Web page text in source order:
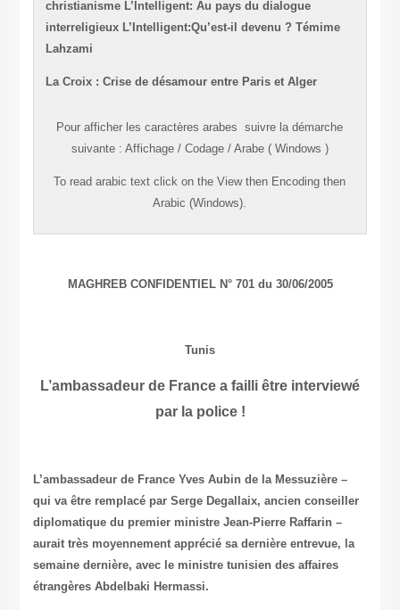
christianisme L’Intelligent: Au pays du dialogue
interreligieuxL’Intelligent:Qu’est-il devenu ? Témime
Lahzami
La Croix : Crise de désamour entre Paris et Alger
Pour afficher les caractèresarabes suivre la démarche
suivante: Affichage/ Codage/ Arabe ( Windows )
To readarabic text click on theViewthen Encodingthen
Arabic (Windows).
MAGHREB CONFIDENTIEL N° 701 du 30/06/2005
Tunis
L’ambassadeur de France a failli être interviewé
par la police !
L’ambassadeur de France Yves Aubin de la Messuzière –
qui va être remplacé par Serge Degallaix, ancien conseiller
diplomatique du premier ministre Jean-Pierre Raffarin –
aurait très moyennement apprécié sa dernière entrevue, la
semaine dernière, avec le ministre tunisien des affaires
étrangères Abdelbaki Hermassi.